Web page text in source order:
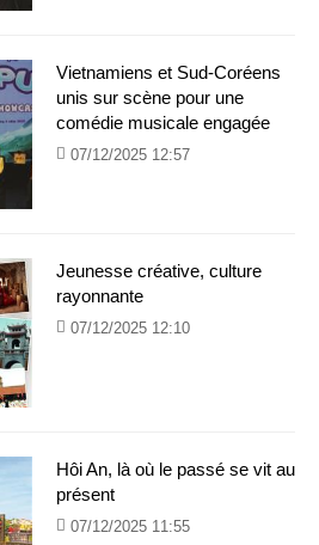
Vietnamiens et Sud-Coréens
unis sur scène pour une
comédie musicale engagée
07/12/2025 12:57
Jeunesse créative, culture
rayonnante
07/12/2025 12:10
Hôi An, là où le passé se vit au
présent
07/12/2025 11:55